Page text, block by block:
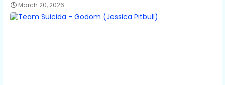
March 20, 2026